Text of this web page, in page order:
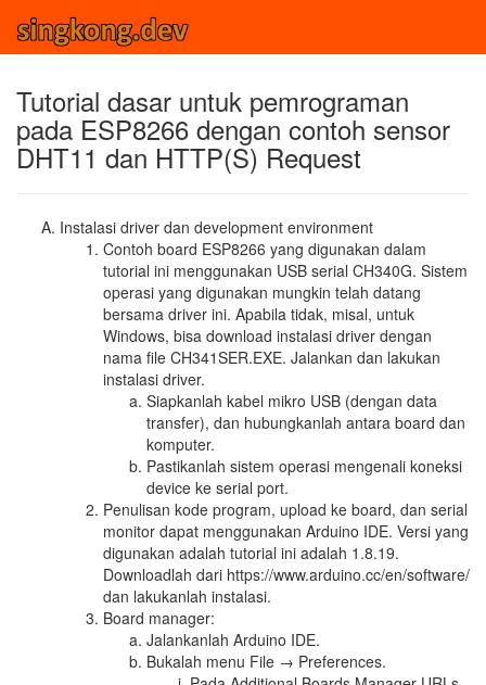
Tutorial dasar untuk pemrograman
pada ESP8266 dengan contoh sensor
DHT11 dan HTTP(S) Request
Instalasi driver dan development environment
Contoh board ESP8266 yang digunakan dalam
tutorial ini menggunakan USB serial CH340G. Sistem
operasi yang digunakan mungkin telah datang
bersama driver ini. Apabila tidak, misal, untuk
Windows, bisa download instalasi driver dengan
nama file CH341SER.EXE. Jalankan dan lakukan
instalasi driver.
Siapkanlah kabel mikro USB (dengan data
transfer), dan hubungkanlah antara board dan
komputer.
Pastikanlah sistem operasi mengenali koneksi
device ke serial port.
Penulisan kode program, upload ke board, dan serial
monitor dapat menggunakan Arduino IDE. Versi yang
digunakan adalah tutorial ini adalah 1.8.19.
Downloadlah dari https://www.arduino.cc/en/software/
dan lakukanlah instalasi.
Board manager:
Jalankanlah Arduino IDE.
Bukalah menu File → Preferences.